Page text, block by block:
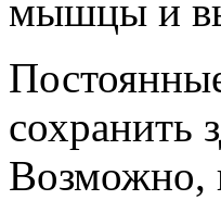
мышцы и
сохранить
Возможно,